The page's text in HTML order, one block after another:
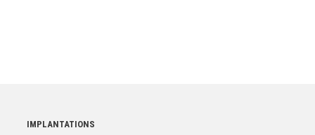
IMPLANTATIONS